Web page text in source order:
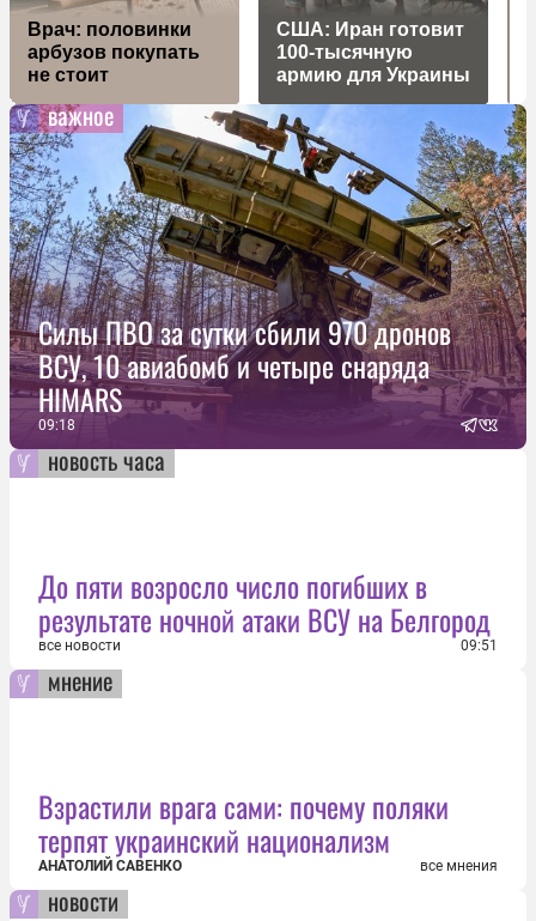
Врач: половинки
арбузов покупать
не стоит
США: Иран готовит
100-тысячную
армию для Украины
важное
Силы ПВО за сутки сбили 970 дронов
ВСУ, 10 авиабомб и четыре снаряда
HIMARS
09:18
новость часа
До пяти возросло число погибших в
результате ночной атаки ВСУ на Белгород
все новости 09:51
мнение
Взрастили врага сами: почему поляки
терпят украинский национализм
АНАТОЛИЙ САВЕНКО все мнения
новости